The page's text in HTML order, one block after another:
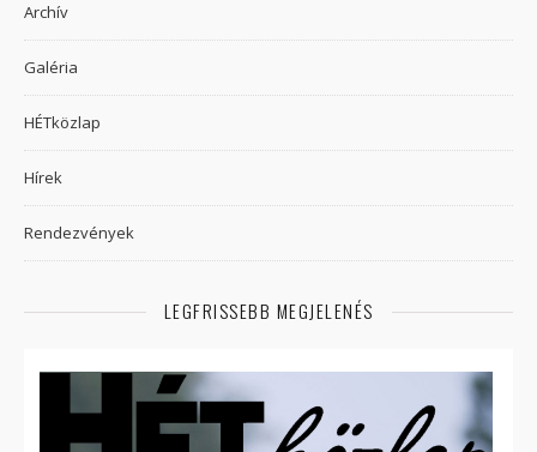
Archív
Galéria
HÉTközlap
Hírek
Rendezvények
LEGFRISSEBB MEGJELENÉS